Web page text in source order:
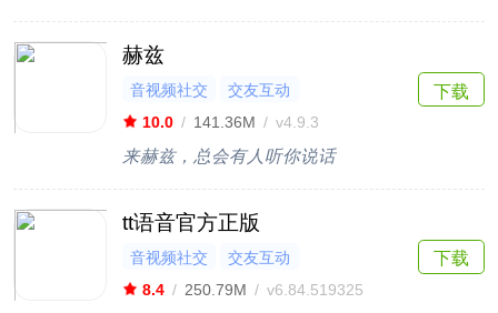
赫兹
音视频社交
交友互动
10.0 / 141.36M / v4.9.3
来赫兹，总会有人听你说话
下载
tt语音官方正版
音视频社交
交友互动
8.4 / 250.79M / v6.84.519325
下载